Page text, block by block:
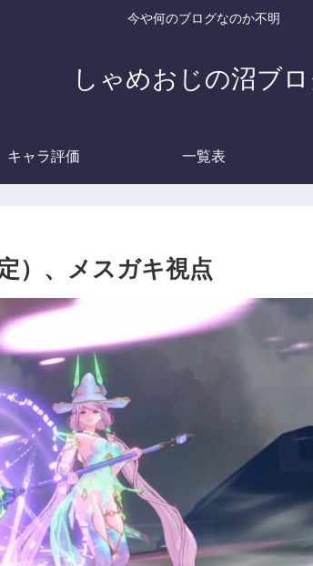
今や何のブログなのか不明
しゃめおじの沼ブ
キャラ評価 一覧表
）、メスガキ視点